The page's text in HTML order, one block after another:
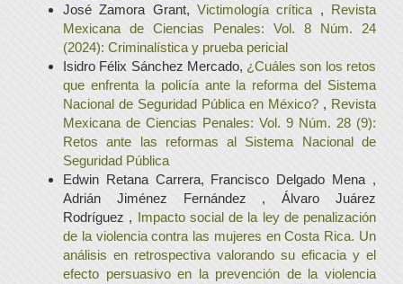
José Zamora Grant, Victimología crítica , Revista
Mexicana de Ciencias Penales: Vol. 8 Núm. 24
(2024): Criminalística y prueba pericial
Isidro Félix Sánchez Mercado, ¿Cuáles son los retos
que enfrenta la policía ante la reforma del Sistema
Nacional de Seguridad Pública en México? , Revista
Mexicana de Ciencias Penales: Vol. 9 Núm. 28 (9):
Retos ante las reformas al Sistema Nacional de
Seguridad Pública
Edwin Retana Carrera, Francisco Delgado Mena ,
Adrián Jiménez Fernández , Álvaro Juárez
Rodríguez , Impacto social de la ley de penalización
de la violencia contra las mujeres en Costa Rica. Un
análisis en retrospectiva valorando su eficacia y el
efecto persuasivo en la prevención de la violencia